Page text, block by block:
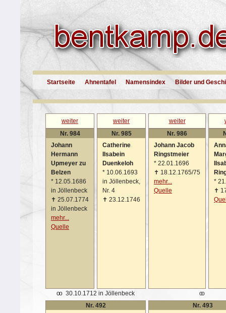
Startseite Ahnentafel Namensindex Bilder und
weiter weiter weiter
Nr. 984
Johann
Hermann
Upmeyer zu
Belzen
* 12.05.1686
in Jöllenbeck
✝ 25.07.1774
in Jöllenbeck
mehr...
Quelle
Nr. 985
Catherine
Ilsabein
Duenkeloh
* 10.06.1693
in Jöllenbeck,
Nr. 4
✝ 23.12.1746
Nr. 986
Johann Jacob
Ringstmeier
* 22.01.1696
✝ 18.12.1765/75
mehr...
Quelle
*
✝
oo 30.10.1712 in Jöllenbeck
oo
Nr. 492
Nr. 493